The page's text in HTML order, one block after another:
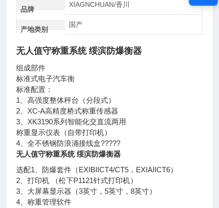
品牌
XIAGNCHUAN/香川
产地类别
国产
无人值守称重系统 绥滨防爆衡器
组成部件
标准式电子汽车衡
标准配置：
1、高强度整体秤台（分段式）
2、XC-A高精度桥式称重传感器
3、XK3190系列智能化交直流两用
称重显示仪表（自带打印机）
4、全不锈钢防浪涌接线盒?????
无人值守称重系统 绥滨防爆衡器
选配1、防爆套件（EXIBIICT4/CT5，EXIAIICT6）
2、打印机 （松下P1121针式打印机）
3、大屏幕显示器（3英寸，5英寸，8英寸）
4、称重管理软件